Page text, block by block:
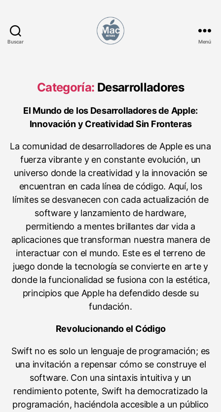
Buscar
N
o
i
c
a
s
Menú
Categoría: Desarrolladores
El Mundo de los Desarrolladores de Apple:
Innovación y Creatividad Sin Fronteras
La comunidad de desarrolladores de Apple es una
fuerza vibrante y en constante evolución, un
universo donde la creatividad y la innovación se
encuentran en cada línea de código. Aquí, los
límites se desvanecen con cada actualización de
software y lanzamiento de hardware,
permitiendo a mentes brillantes dar vida a
aplicaciones que transforman nuestra manera de
interactuar con el mundo. Este es el terreno de
juego donde la tecnología se convierte en arte y
donde la funcionalidad se fusiona con la estética,
principios que Apple ha defendido desde su
fundación.
Revolucionando el Código
Swift no es solo un lenguaje de programación; es
una invitación a repensar cómo se construye el
software. Con una sintaxis intuitiva y un
rendimiento potente, Swift ha democratizado la
programación, haciéndola accesible a un público